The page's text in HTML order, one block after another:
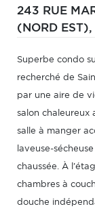
243 RUE
(NORD EST),
Superbe condo
recherché de
par une aire de
salon chaleureux
salle à manger
laveuse-
chaussée. À
chambres à
douche